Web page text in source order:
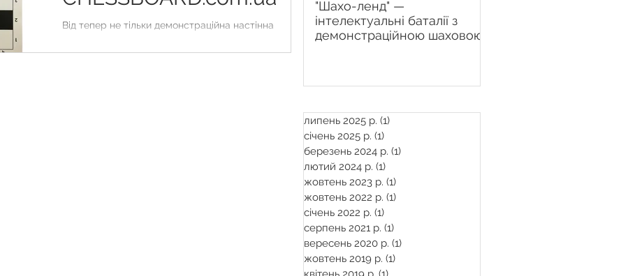
Від тепер не тільки демонстраційна настінна
виготовляється виробником CHESSBOARD.com.ua
"Шахо-ленд" —
інтелектуальні баталії з
демонстраційною шаховою
липень 2025 р. (1)
січень 2025 р. (1)
березень 2024 р. (1)
лютий 2024 р. (1)
жовтень 2023 р. (1)
жовтень 2022 р. (1)
січень 2022 р. (1)
серпень 2021 р. (1)
вересень 2020 р. (1)
жовтень 2019 р. (1)